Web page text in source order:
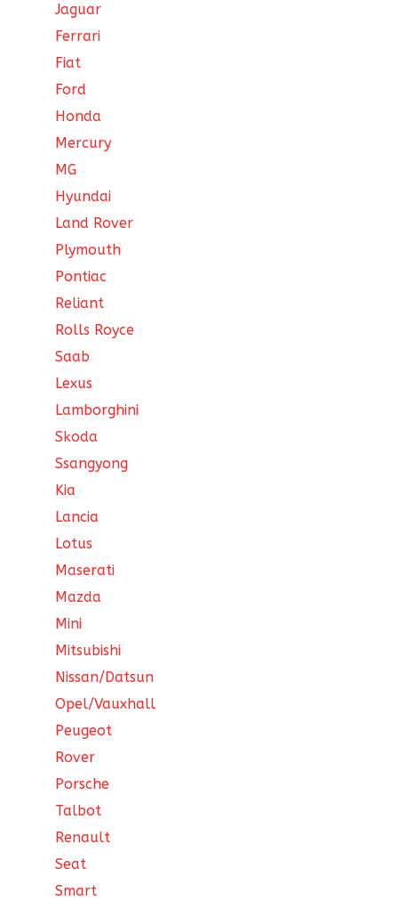
Jaguar
Ferrari
Fiat
Ford
Honda
Mercury
MG
Hyundai
Land Rover
Plymouth
Pontiac
Reliant
Rolls Royce
Saab
Lexus
Lamborghini
Skoda
Ssangyong
Kia
Lancia
Lotus
Maserati
Mazda
Mini
Mitsubishi
Nissan/Datsun
Opel/Vauxhall
Peugeot
Rover
Porsche
Talbot
Renault
Seat
Smart